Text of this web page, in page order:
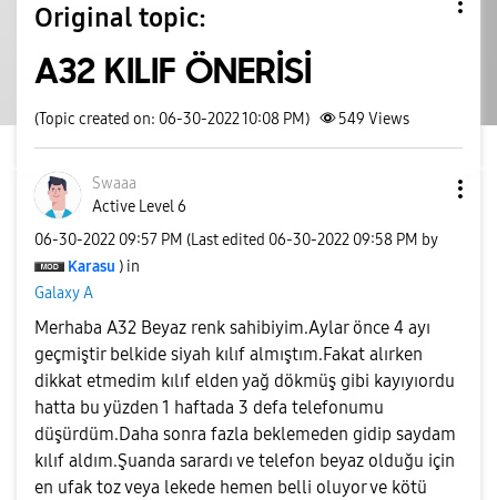
Original topic:
A32 KILIF ÖNERİSİ
(Topic created on: 06-30-2022 10:08 PM) 549 Views
Swaaa
Active Level 6
‎06-30-2022 09:57 PM (Last edited ‎06-30-2022 09:58 PM by
Karasu ) in
Galaxy A
Merhaba A32 Beyaz renk sahibiyim.Aylar önce 4 ayı
geçmiştir belkide siyah kılıf almıştım.Fakat alırken
dikkat etmedim kılıf elden yağ dökmüş gibi kayıyıordu
hatta bu yüzden 1 haftada 3 defa telefonumu
düşürdüm.Daha sonra fazla beklemeden gidip saydam
kılıf aldım.Şuanda sarardı ve telefon beyaz olduğu için
en ufak toz veya lekede hemen belli oluyor ve kötü